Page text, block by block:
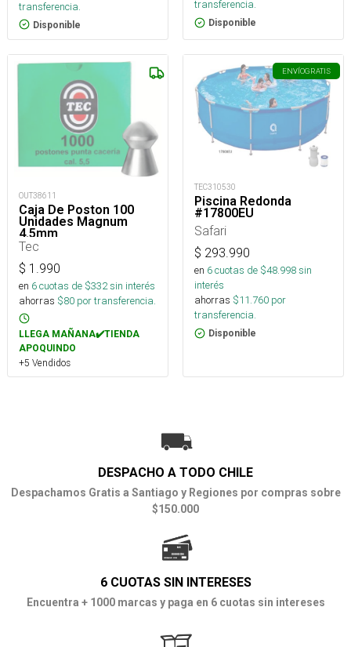
transferencia.
Disponible
transferencia.
Disponible
OUT38611
Caja De Poston 100
Unidades Magnum
4.5mm
Tec
$ 1.990
en 6cuotas de $332sin interés
ahorras $80 por transferencia.
LLEGA MAÑANA✔️TIENDA
APOQUINDO
+5 Vendidos
ENVÍOGRATIS
TEC310530
Piscina Redonda
#17800EU
Safari
$ 293.990
en 6cuotas de $48.998sin
interés
ahorras $11.760 por
transferencia.
Disponible
DESPACHO A TODO CHILE
Despachamos Gratis a Santiago y Regiones por compras sobre
$150.000
6 CUOTAS SIN INTERESES
Encuentra + 1000 marcas y paga en 6 cuotas sin intereses